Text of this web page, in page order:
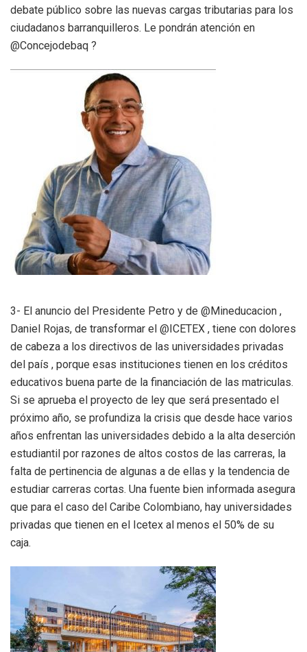
debate público sobre las nuevas cargas tributarias para los
ciudadanos barranquilleros. Le pondrán atención en
@Concejodebaq ?
3- El anuncio del Presidente Petro y de @Mineducacion ,
Daniel Rojas, de transformar el @ICETEX , tiene con dolores
de cabeza a los directivos de las universidades privadas
del país , porque esas instituciones tienen en los créditos
educativos buena parte de la financiación de las matriculas.
Si se aprueba el proyecto de ley que será presentado el
próximo año, se profundiza la crisis que desde hace varios
años enfrentan las universidades debido a la alta deserción
estudiantil por razones de altos costos de las carreras, la
falta de pertinencia de algunas a de ellas y la tendencia de
estudiar carreras cortas. Una fuente bien informada asegura
que para el caso del Caribe Colombiano, hay universidades
privadas que tienen en el Icetex al menos el 50% de su
caja.